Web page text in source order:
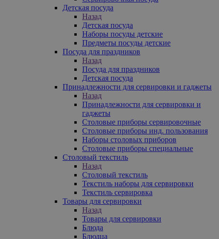
Детская посуда
Назад
Детская посуда
Наборы посуды детские
Предметы посуды детские
Посуда для праздников
Назад
Посуда для праздников
Детская посуда
Принадлежности для сервировки и гаджеты
Назад
Принадлежности для сервировки и
гаджеты
Столовые приборы сервировочные
Столовые приборы инд. пользования
Наборы столовых приборов
Столовые приборы специальные
Столовый текстиль
Назад
Столовый текстиль
Текстиль наборы для сервировки
Текстиль сервировка
Товары для сервировки
Назад
Товары для сервировки
Блюда
Блюдца